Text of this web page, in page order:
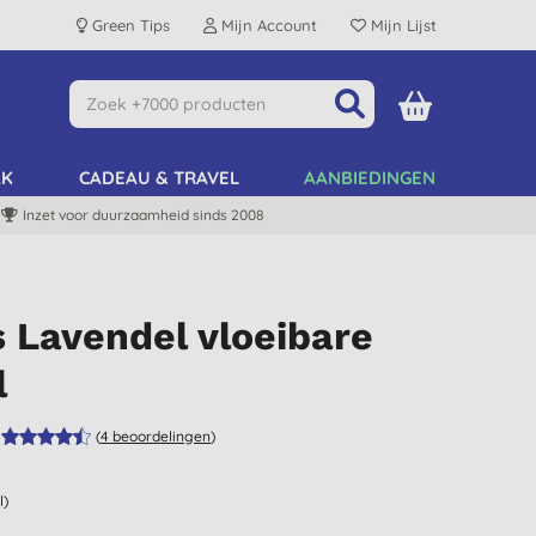
Green Tips Mijn Account Mijn Lijst
CADEAU & TRAVEL AANBIEDINGEN
Inzet voor duurzaamheid sinds 2008
Lavendel vloeibare
(4 beoordelingen)